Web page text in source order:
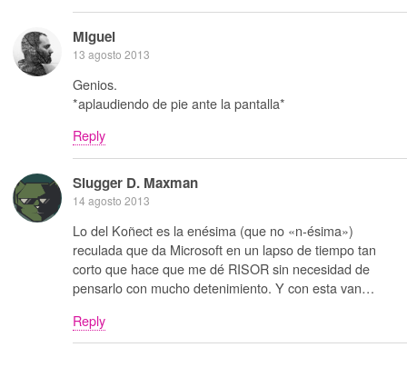
Miguel
13 agosto 2013
Genios.
*aplaudiendo de pie ante la pantalla*
Reply
Slugger D. Maxman
14 agosto 2013
Lo del Koñect es la enésima (que no «n-ésima»)
reculada que da Microsoft en un lapso de tiempo tan
corto que hace que me dé RISOR sin necesidad de
pensarlo con mucho detenimiento. Y con esta van…
Reply